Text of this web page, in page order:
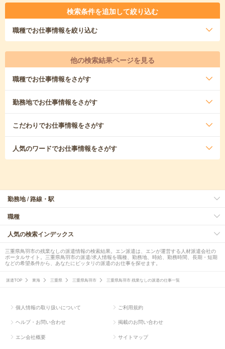
検索条件を追加して絞り込む
職種でお仕事情報を絞り込む
他の検索結果ページを見る
職種でお仕事情報をさがす
勤務地でお仕事情報をさがす
こだわりでお仕事情報をさがす
人気のワードでお仕事情報をさがす
勤務地 / 路線・駅
職種
人気の検索インデックス
三重県鳥羽市の残業なしの派遣情報の検索結果。エン派遣は、エンが運営する人材派遣会社の
ポータルサイト。三重県鳥羽市の派遣/求人情報を職種、勤務地、時給、勤務時間、長期・短期
などの希望条件から、あなたにピッタリの派遣のお仕事を探せます。
派遣TOP 東海 三重県 三重県鳥羽市 三重県鳥羽市 残業なしの派遣の仕事一覧
個人情報の取り扱いについて ご利用規約
ヘルプ・お問い合わせ 掲載のお問い合わせ
エン会社概要 サイトマップ